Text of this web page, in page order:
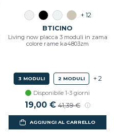
+ 12
BTICINO
Living now placca 3 moduli in zama
colore rame ka4803zm
3 MODULI 2 MODULI + 2
Disponibile 1-3 giorni
Prezzo scontato
19,00 € Prezzo di
41,39 €
AGGIUNGI AL CARRELLO